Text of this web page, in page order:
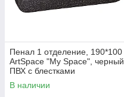
Пенал 1 отделение, 190*100
ArtSpace "My Space", черный,
ПВХ с блестками
В наличии